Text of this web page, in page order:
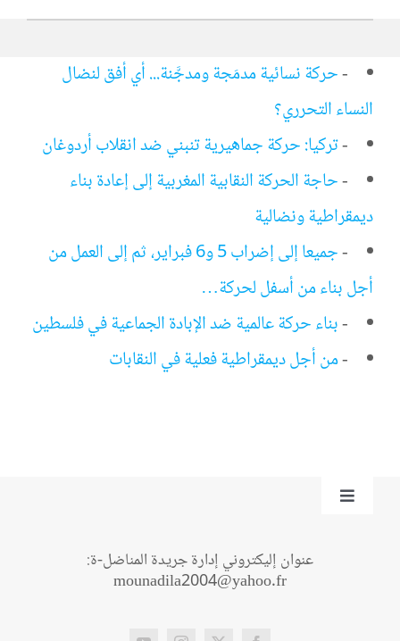
-حركة نسائية مدمَجة ومدجَّنة... أي أفق لنضال
النساء التحرري؟
-تركيا: حركة جماهيرية تنبني ضد انقلاب أردوغان
-حاجة الحركة النقابية المغربية إلى إعادة بناء
ديمقراطية ونضالية
-
جميعا إلى إضراب 5 و6 فبراير، ثم إلى العمل من
أجل بناء من أسفل لحركة…
-بناء حركة عالمية ضد الإبادة الجماعية في فلسطين
-من أجل ديمقراطية فعلية في النقابات
Toggle
عنوان إليكتروني إدارة جريدة المناضل-ة:
mounadila2004@yahoo.fr